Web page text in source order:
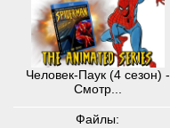
Человек-Паук (4 сезон) -
Смотр...
Файлы: